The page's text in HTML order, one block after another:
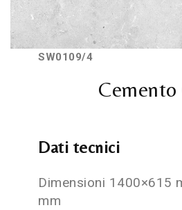
SW0109/4
Dati tecnici
Dimensioni 1400×615
mm